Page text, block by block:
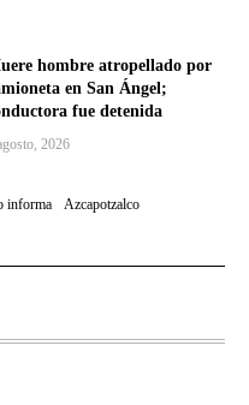
hombre atropellado por
en San Ángel;
fue detenida
2026
informa Azcapotzalco